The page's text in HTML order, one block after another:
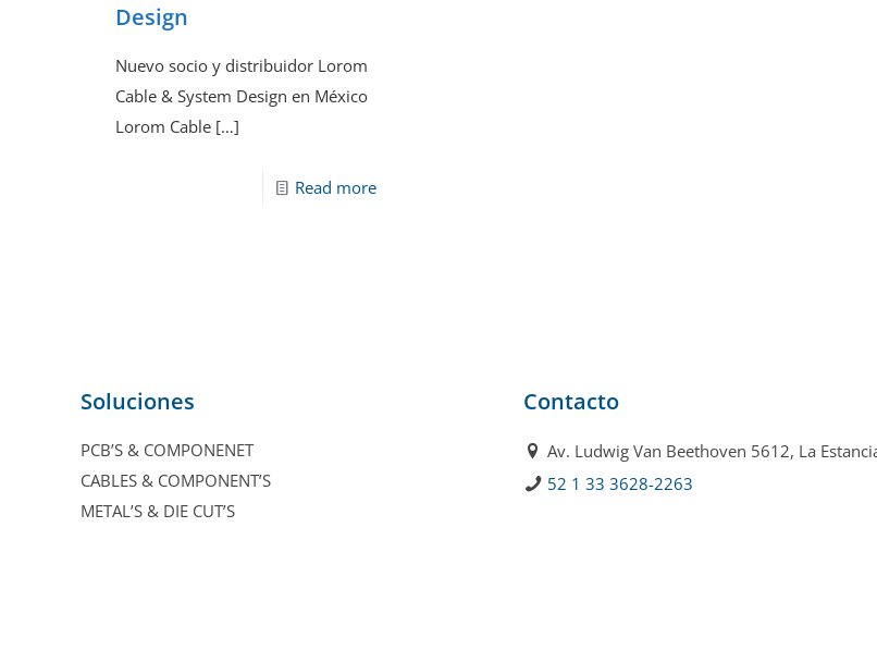
Design
Nuevo socio y distribuidor Lorom
Cable & System Design en México
Lorom Cable[…]
Read more
Soluciones
PCB’S & COMPONENET
CABLES & COMPONENT’S
METAL’S & DIE CUT’S
Contacto
Av. Ludwig Van Beethoven 5612, La
52 1 33 3628-2263